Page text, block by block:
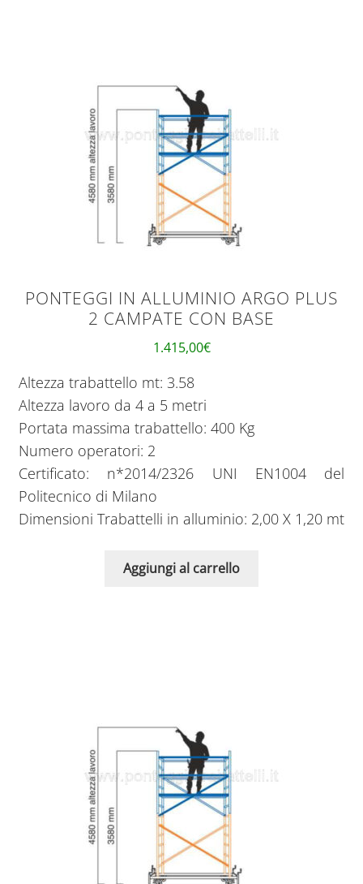
PONTEGGI IN ALLUMINIO ARGO PLUS
2 CAMPATE CON BASE
1.415,00€
Altezza trabattello mt: 3.58
Altezza lavoro da 4 a 5 metri
Portata massima trabattello: 400 Kg
Numero operatori: 2
Certificato: n*2014/2326 UNI EN1004 del
Politecnico di Milano
Dimensioni Trabattelli in alluminio: 2,00 X 1,20 mt
Aggiungi al carrello